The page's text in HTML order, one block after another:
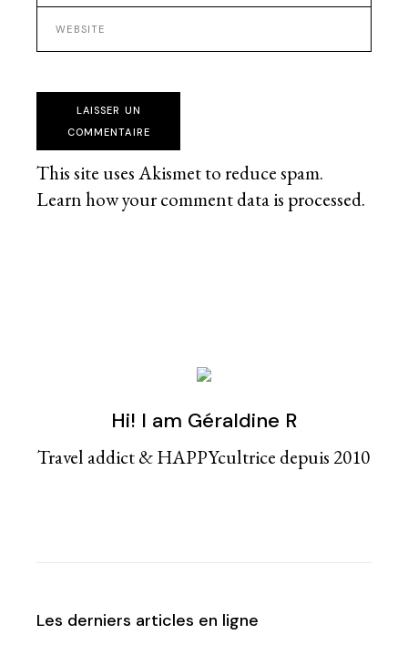
LAISSER UN
COMMENTAIRE
This site uses Akismet to reduce spam.
Learn how your comment data is processed.
Hi! I am Géraldine R
Travel addict & HAPPYcultrice depuis 2010
Les derniers articles en ligne